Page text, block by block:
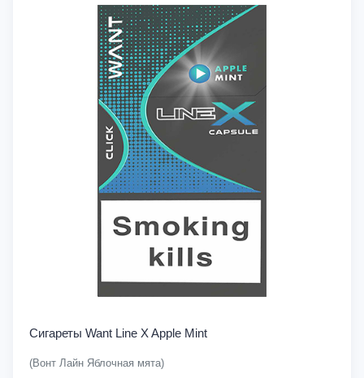
Сигареты Want Line X Apple Mint
(Вонт Лайн Яблочная мята)